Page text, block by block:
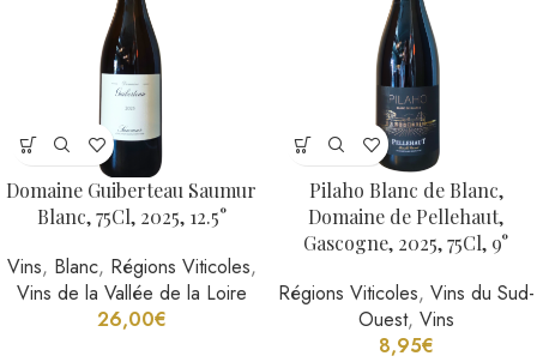
Domaine Guiberteau Saumur
Blanc, 75Cl, 2025, 12.5°
Vins, Blanc, Régions Viticoles,
Vins de la Vallée de la Loire
26,00€
Pilaho Blanc de Blanc,
Domaine de Pellehaut,
Gascogne, 2025, 75Cl, 9°
Régions Viticoles, Vins du Sud-
Ouest, Vins
8,95€